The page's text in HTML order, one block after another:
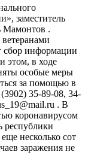
заместитель
Мамонтов .
сбор информации
этом, в ходе
особые меры
за помощью в
35-89-08, 34-
. В
коронавирусом
республики
несколько сот
заражения не